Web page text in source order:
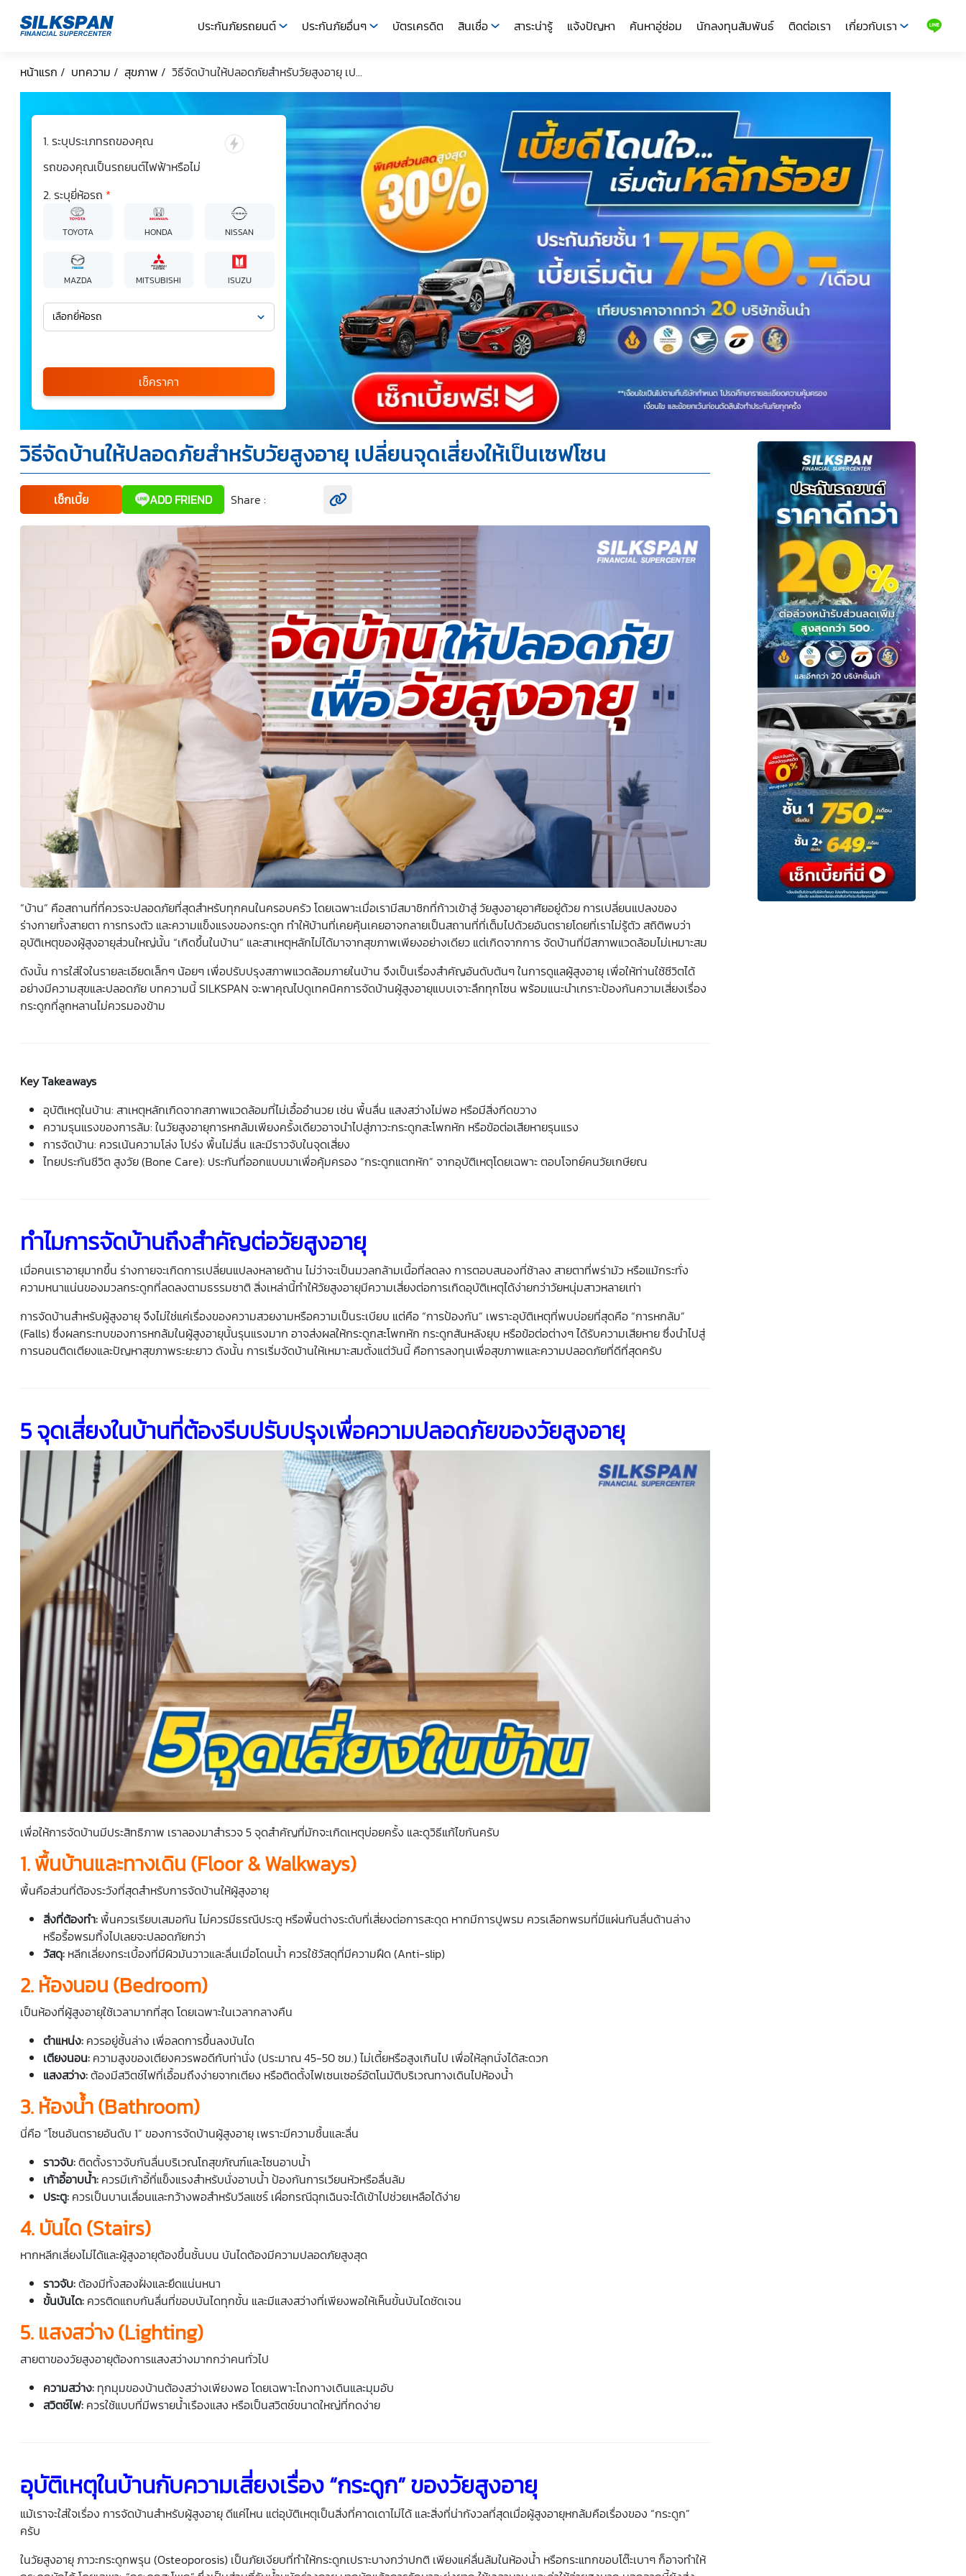
ประกันภัยรถยนต์ ประกันภัยอื่นๆ บัตรเครดิต สินเชื่อ สาระน่ารู้ แจ้งปัญหา ค้นหาอู่ซ่อม นักลงทุนสัมพันธ์ ติดต่อเรา
เกี่ยวกับเรา
หน้าแรก / บทความ / สุขภาพ / วิธีจัดบ้านให้ปลอดภัยสำหรับวัยสูงอายุ เป...
ระบุประเภทรถของคุณ
รถของคุณเป็นรถยนต์ไฟฟ้าหรือไม่
ระบุยี่ห้อรถ *
TOYOTA HONDA NISSAN
MAZDA MITSUBISHI ISUZU
เลือกยี่ห้อรถ
เลือกรุ่นรถ
กรุณาเลือก
*
ข้าพเจ้ารับทราบนโยบายคุ้มครองข้อมูลส่วนบุคคล และยินยอม
ให้บริษัท SILKSPAN อินชัวรันซ์ โบรกเกอร์เรจ จำกัด รวมถึง
บริษัทในเครือที่เกี่ยวข้องกัน ตลอดจนคู่ค้าทางธุรกิจและ/หรือ
พันธมิตรของบริษัทเหล่านี้ สามารถเก็บ ใช้ และ/หรือ เปิดเผย
ข้อมูลส่วนบุคคลและข้อมูลส่วนบุคคลที่มีความอ่อนไหวของ
ข้าพเจ้า เพื่อวัตถุประสงค์ในการดำเนินการติดต่อและนำเสนอ
ข้อมูลสำหรับการขายผลิตภัณฑ์ การจัดทำรายการส่งเสริมการ
ขายและการตลาด แจ้งสิทธิประโยชน์หรือข่าวสารต่างๆ แจ้ง
ข้อมูลเกี่ยวกับผลิตภัณฑ์ หรือกรมธรรม์ประกันภัย การใช้ข้อมูล
เพื่อพัฒนาผลิตภัณฑ์หรือบริการต่างๆ หรือเพื่อกิจกรรมอื่นๆ
ท่านสามารถอ่านรายละเอียดนโยบายคุ้มครองข้อมูลส่วนบุคคล
และสิทธิของเจ้าของข้อมูลส่วนบุคคลได้ที่เว็บไซต์คำประกาศ
เกี่ยวกับความเป็นส่วนตัวก่อนให้ความยินยอม ทั้งนี้ ก่อนการ
แสดงเจตนา ข้าพเจ้าได้อ่านรายละเอียดจากเอกสารชี้แจง
ข้อมูล หรือได้รับคำอธิบายจากหน่วยงานถึงวัตถุประสงค์ในการ
เก็บรวบรวม ใช้หรือเปิดเผยข้อมูลส่วนบุคคล (“ประมวลผล
ข้อมูลส่วนบุคคล”) และมีความเข้าใจดีแล้ว ข้าพเจ้าให้ความ
ยินยอมหรือปฏิเสธไม่ให้ความยินยอมในเอกสารนี้ด้วยความ
สมัครใจ ปราศจากการบังคับหรือชักจูง และข้าพเจ้าทราบว่า
ข้าพเจ้าสามารถถอนความยินยอมนี้เสียเมื่อใดก็ได้ เว้นแต่ใน
กรณีมีข้อจำกัดสิทธิตามกฎหมายหรือยังมีสัญญาระหว่าง
ข้าพเจ้ากับสถาบันที่ให้ประโยชน์แก่ข้าพเจ้าอยู่ กรณีที่ข้าพเจ้า
ประสงค์จะไม่ให้ความยินยอม ข้าพเจ้าเข้าใจและยอมรับว่า การ
ไม่ให้ความยินยอมจะมีผลทำให้ข้าพเจ้า (เช่น ข้าพเจ้าอาจได้รับ
ความสะดวกในการใช้บริการน้อยลง หรือข้าพเจ้าไม่สามารถเข้า
ถึงฟังก์ชันการใช้งานบางอย่างได้ เป็นต้น) และข้าพเจ้าทราบ
ว่าการถอนความยินยอมดังกล่าว ไม่มีผลกระทบต่อการประมวล
ผลข้อมูลส่วนบุคคลที่ได้ดำเนินการเสร็จสิ้นไปแล้วก่อนการถอน
ความยินยอม โดยข้าพเจ้าให้ถือเอาการกดเลือก “ให้ความ
ข้าพเจ้าแทนการลงลายมือชื่อเป็นหลักฐาน
เช็คราคา
วิธีจัดบ้านให้ปลอดภัยสำหรับวัยสูงอายุ เปลี่ยนจุดเสี่ยงให้เป็นเซฟโซน
เช็กเบี้ย ADD FRIEND Share : Facebook share
Twitter share
“บ้าน” คือสถานที่ที่ควรจะปลอดภัยที่สุดสำหรับทุกคนในครอบครัว โดยเฉพาะเมื่อเรามีสมาชิกที่ก้าวเข้าสู่วัยสูงอายุอาศัยอยู่ด้วย การเปลี่ยนแปลงของ
ร่างกายทั้งสายตา การทรงตัว และความแข็งแรงของกระดูก ทำให้บ้านที่เคยคุ้นเคยอาจกลายเป็นสถานที่ที่เต็มไปด้วยอันตรายโดยที่เราไม่รู้ตัว สถิติพบว่า
อุบัติเหตุของผู้สูงอายุส่วนใหญ่นั้น “เกิดขึ้นในบ้าน” และสาเหตุหลักไม่ได้มาจากสุขภาพเพียงอย่างเดียว แต่เกิดจากการจัดบ้านที่มีสภาพแวดล้อมไม่เหมาะสม
ดังนั้น การใส่ใจในรายละเอียดเล็กๆ น้อยๆ เพื่อปรับปรุงสภาพแวดล้อมภายในบ้าน จึงเป็นเรื่องสำคัญอันดับต้นๆ ในการดูแลผู้สูงอายุ เพื่อให้ท่านใช้ชีวิตได้
อย่างมีความสุขและปลอดภัย บทความนี้ SILKSPAN จะพาคุณไปดูเทคนิคการจัดบ้านผู้สูงอายุแบบเจาะลึกทุกโซน พร้อมแนะนำเกราะป้องกันความเสี่ยงเรื่อง
กระดูกที่ลูกหลานไม่ควรมองข้าม
Key Takeaways
อุบัติเหตุในบ้าน: สาเหตุหลักเกิดจากสภาพแวดล้อมที่ไม่เอื้ออำนวย เช่น พื้นลื่น แสงสว่างไม่พอ หรือมีสิ่งกีดขวาง
ความรุนแรงของการล้ม: ในวัยสูงอายุการหกล้มเพียงครั้งเดียวอาจนำไปสู่ภาวะกระดูกสะโพกหัก หรือข้อต่อเสียหายรุนแรง
การจัดบ้าน: ควรเน้นความโล่ง โปร่ง พื้นไม่ลื่น และมีราวจับในจุดเสี่ยง
ไทยประกันชีวิต สูงวัย (Bone Care): ประกันที่ออกแบบมาเพื่อคุ้มครอง “กระดูกแตกหัก” จากอุบัติเหตุโดยเฉพาะ ตอบโจทย์คนวัยเกษียณ
ทำไมการจัดบ้านถึงสำคัญต่อวัยสูงอายุ
เมื่อคนเราอายุมากขึ้น ร่างกายจะเกิดการเปลี่ยนแปลงหลายด้าน ไม่ว่าจะเป็นมวลกล้ามเนื้อที่ลดลง การตอบสนองที่ช้าลง สายตาที่พร่ามัว หรือแม้กระทั่ง
ความหนาแน่นของมวลกระดูกที่ลดลงตามธรรมชาติ สิ่งเหล่านี้ทำให้วัยสูงอายุมีความเสี่ยงต่อการเกิดอุบัติเหตุได้ง่ายกว่าวัยหนุ่มสาวหลายเท่า
การจัดบ้านสำหรับผู้สูงอายุจึงไม่ใช่แค่เรื่องของความสวยงามหรือความเป็นระเบียบ แต่คือ “การป้องกัน” เพราะอุบัติเหตุที่พบบ่อยที่สุดคือ “การหกล้ม”
(Falls) ซึ่งผลกระทบของการหกล้มในผู้สูงอายุนั้นรุนแรงมาก อาจส่งผลให้กระดูกสะโพกหัก กระดูกสันหลังยุบ หรือข้อต่อต่างๆ ได้รับความเสียหาย ซึ่งนำไปสู่
การนอนติดเตียงและปัญหาสุขภาพระยะยาว ดังนั้น การเริ่มจัดบ้านให้เหมาะสมตั้งแต่วันนี้ คือการลงทุนเพื่อสุขภาพและความปลอดภัยที่ดีที่สุดครับ
5 จุดเสี่ยงในบ้านที่ต้องรีบปรับปรุงเพื่อความปลอดภัยของวัยสูงอายุ
เพื่อให้การจัดบ้านมีประสิทธิภาพ เราลองมาสำรวจ 5 จุดสำคัญที่มักจะเกิดเหตุบ่อยครั้ง และดูวิธีแก้ไขกันครับ
1. พื้นบ้านและทางเดิน (Floor & Walkways)
พื้นคือส่วนที่ต้องระวังที่สุดสำหรับการจัดบ้านให้ผู้สูงอายุ
สิ่งที่ต้องทำ:พื้นควรเรียบเสมอกัน ไม่ควรมีธรณีประตู หรือพื้นต่างระดับที่เสี่ยงต่อการสะดุด หากมีการปูพรม ควรเลือกพรมที่มีแผ่นกันลื่นด้านล่าง
หรือรื้อพรมทิ้งไปเลยจะปลอดภัยกว่า
วัสดุ: หลีกเลี่ยงกระเบื้องที่มีผิวมันวาวและลื่นเมื่อโดนน้ำ ควรใช้วัสดุที่มีความฝืด (Anti-slip)
2. ห้องนอน (Bedroom)
เป็นห้องที่ผู้สูงอายุใช้เวลามากที่สุด โดยเฉพาะในเวลากลางคืน
ตำแหน่ง: ควรอยู่ชั้นล่าง เพื่อลดการขึ้นลงบันได
เตียงนอน: ความสูงของเตียงควรพอดีกับท่านั่ง (ประมาณ 45-50 ซม.) ไม่เตี้ยหรือสูงเกินไป เพื่อให้ลุกนั่งได้สะดวก
แสงสว่าง:ต้องมีสวิตช์ไฟที่เอื้อมถึงง่ายจากเตียง หรือติดตั้งไฟเซนเซอร์อัตโนมัติบริเวณทางเดินไปห้องน้ำ
3. ห้องน้ำ (Bathroom)
นี่คือ “โซนอันตรายอันดับ 1” ของการจัดบ้านผู้สูงอายุ เพราะมีความชื้นและลื่น
ราวจับ:ติดตั้งราวจับกันลื่นบริเวณโถสุขภัณฑ์และโซนอาบน้ำ
เก้าอี้อาบน้ำ: ควรมีเก้าอี้ที่แข็งแรงสำหรับนั่งอาบน้ำ ป้องกันการเวียนหัวหรือลื่นล้ม
ประตู: ควรเป็นบานเลื่อนและกว้างพอสำหรับวีลแชร์ เผื่อกรณีฉุกเฉินจะได้เข้าไปช่วยเหลือได้ง่าย
4. บันได (Stairs)
หากหลีกเลี่ยงไม่ได้และผู้สูงอายุต้องขึ้นชั้นบน บันไดต้องมีความปลอดภัยสูงสุด
ราวจับ:ต้องมีทั้งสองฝั่งและยึดแน่นหนา
ขั้นบันได: ควรติดแถบกันลื่นที่ขอบบันไดทุกขั้น และมีแสงสว่างที่เพียงพอให้เห็นขั้นบันไดชัดเจน
5. แสงสว่าง (Lighting)
สายตาของวัยสูงอายุต้องการแสงสว่างมากกว่าคนทั่วไป
ความสว่าง: ทุกมุมของบ้านต้องสว่างเพียงพอ โดยเฉพาะโถงทางเดินและมุมอับ
สวิตช์ไฟ: ควรใช้แบบที่มีพรายน้ำเรืองแสง หรือเป็นสวิตช์ขนาดใหญ่ที่กดง่าย
อุบัติเหตุในบ้านกับความเสี่ยงเรื่อง “กระดูก” ของวัยสูงอายุ
แม้เราจะใส่ใจเรื่อง การจัดบ้านสำหรับผู้สูงอายุดีแค่ไหน แต่อุบัติเหตุเป็นสิ่งที่คาดเดาไม่ได้ และสิ่งที่น่ากังวลที่สุดเมื่อผู้สูงอายุหกล้มคือเรื่องของ “กระดูก”
ครับ
ในวัยสูงอายุภาวะกระดูกพรุน (Osteoporosis) เป็นภัยเงียบที่ทำให้กระดูกเปราะบางกว่าปกติ เพียงแค่ลื่นล้มในห้องน้ำ หรือกระแทกขอบโต๊ะเบาๆ ก็อาจทำให้